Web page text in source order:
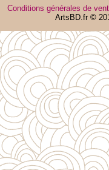
Conditions générales de
ArtsBD.fr ©